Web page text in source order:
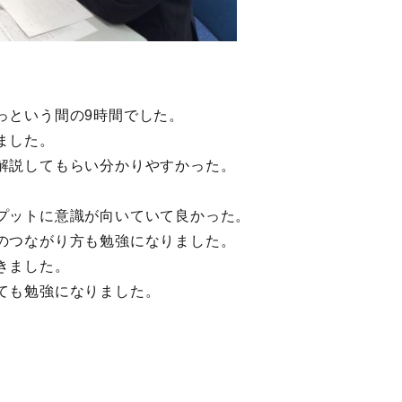
という間の9時間でした。
た。
説してもらい分かりやすかった。
ットに意識が向いていて良かった。
つながり方も勉強になりました。
した。
勉強になりました。